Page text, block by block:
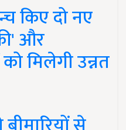
किए दो नए
और
मिलेगी उन्नत